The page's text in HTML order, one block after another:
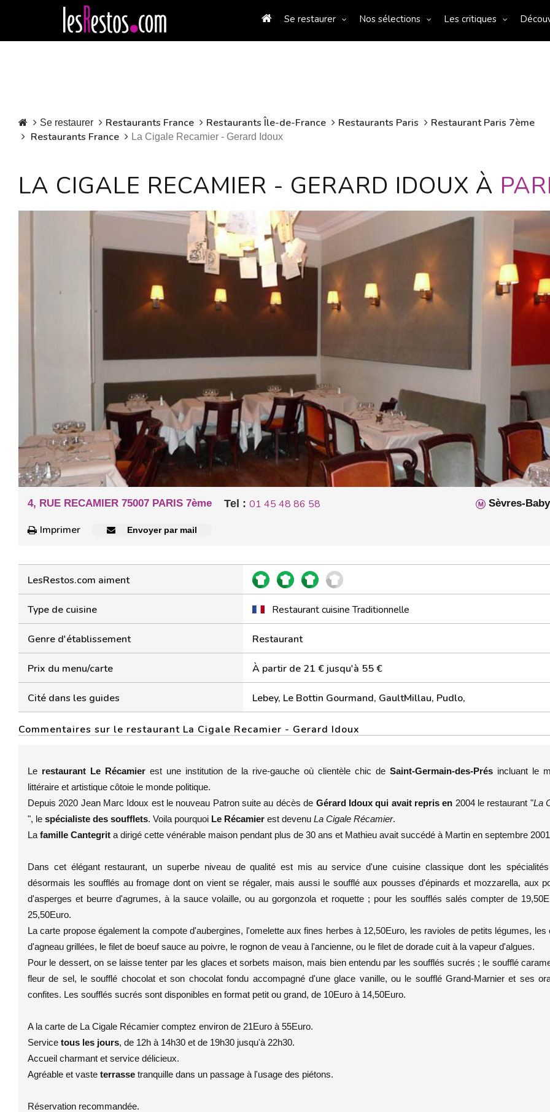
Se restaurer Nos sélections Les critiques
Se restaurer Restaurants France Restaurants Île-de-France Restaurants Paris
Restaurant Paris 7ème
Restaurants France
La Cigale Recamier - Gerard Idoux
LA CIGALE RECAMIER - GERARD IDOUX À
4, RUE RECAMIER 75007 PARIS 7ème Sèvres-
Tel : 01 45 48 86 58
Imprimer
Envoyer par mail
LesRestos.com aiment
Type de cuisine Restaurant cuisine Traditionnelle
Genre d'établissement Restaurant
Prix du menu/carte À partir de 21 € jusqu'à 55 €
Cité dans les guides Lebey, Le Bottin Gourmand, GaultMillau, Pudlo,
Commentaires sur le restaurant La Cigale Recamier - Gerard Idoux
Le restaurant Le Récamier est une institution de la rive-gauche où clientèle chic de Saint-Germain-des-Prés incluant le
littéraire et artistique côtoie le monde politique.
Depuis 2020 Jean Marc Idoux est le nouveau Patron suite au décès de Gérard Idoux qui avait repris en 2004 le restaurant "La
", le spécialiste des soufflets. Voila pourquoi Le Récamier est devenu La Cigale Récamier.
La famille Cantegrit a dirigé cette vénérable maison pendant plus de 30 ans et Mathieu avait succédé à Martin en septembre
Dans cet élégant restaurant, un superbe niveau de qualité est mis au service d'une cuisine classique dont les
désormais les soufflés au fromage dont on vient se régaler, mais aussi le soufflé aux pousses d'épinards et mozzarella, aux
d'asperges et beurre d'agrumes, à la sauce volaille, ou au gorgonzola et roquette ; pour les soufflés salés compter de
25,50Euro.
La carte propose également la compote d'aubergines, l'omelette aux fines herbes à 12,50Euro, les ravioles de petits légumes, les
d'agneau grillées, le filet de boeuf sauce au poivre, le rognon de veau à l'ancienne, ou le filet de dorade cuit à la vapeur d'algues.
Pour le dessert, on se laisse tenter par les glaces et sorbets maison, mais bien entendu par les soufflés sucrés ; le soufflé
fleur de sel, le soufflé chocolat et son chocolat fondu accompagné d'une glace vanille, ou le soufflé Grand-Marnier et ses
confites. Les soufflés sucrés sont disponibles en format petit ou grand, de 10Euro à 14,50Euro.
A la carte de La Cigale Récamier comptez environ de 21Euro à 55Euro.
Service tous les jours, de 12h à 14h30 et de 19h30 jusqu'à 22h30.
Accueil charmant et service délicieux.
Agréable et vaste terrasse tranquille dans un passage à l'usage des piétons.
Réservation recommandée.